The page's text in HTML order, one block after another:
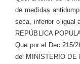
de medidas
seca, inferior o igual
REPÚBLICA
Que por el Dec.215/
del MINISTERIO DE